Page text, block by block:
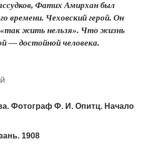
Фатих Амирхан был
времени. Чеховский герой. Он
«так жить нельзя». Что жизнь
— достойной человека.
Фотограф Ф. И. Опитц. Начало
1908